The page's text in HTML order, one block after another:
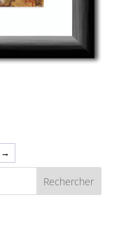
→